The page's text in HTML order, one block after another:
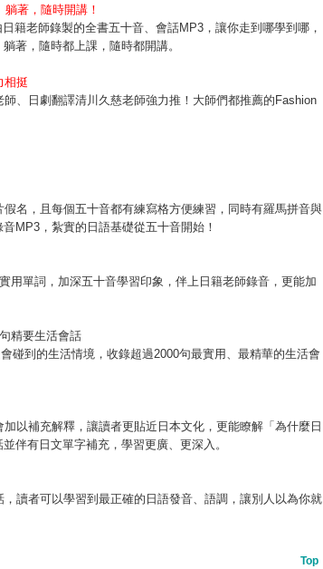
著，隨時開講！
籍老師錄製的全書五十音、會話MP3，讓你走到哪學到哪，
著，隨時都上課，隨時都開講。
相挺
、日劇翻譯清川久慈老師強力推！大師們都推薦的Fashion
名，且每個五十音都有練寫格方便練習，同時有羅馬拼音與
音MP3，紮實的日語基礎從五十音開始！
用單詞，加深五十音學習印象，伴上日籍老師錄音，更能加
精要生活會話
碰到的生活情境，收錄超過2000句最實用、最精華的生活會
以補充解釋，讓讀者更貼近日本文化，更能瞭解「為什麼日
伴有日文單字補充，學習更廣、更深入。
讀者可以學習到最正確的日語發音、語調，讓別人以為你就
Top